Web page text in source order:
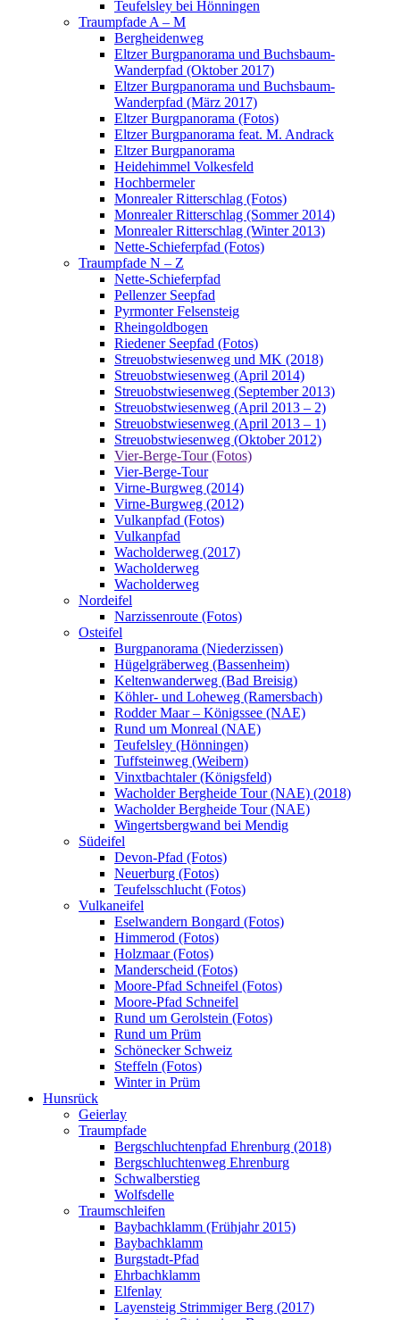
Teufelsley bei Hönningen
Traumpfade A – M
Bergheidenweg
Eltzer Burgpanorama und Buchsbaum-
Wanderpfad (Oktober 2017)
Eltzer Burgpanorama und Buchsbaum-
Wanderpfad (März 2017)
Eltzer Burgpanorama (Fotos)
Eltzer Burgpanorama feat. M. Andrack
Eltzer Burgpanorama
Heidehimmel Volkesfeld
Hochbermeler
Monrealer Ritterschlag (Fotos)
Monrealer Ritterschlag (Sommer 2014)
Monrealer Ritterschlag (Winter 2013)
Nette-Schieferpfad (Fotos)
Traumpfade N – Z
Nette-Schieferpfad
Pellenzer Seepfad
Pyrmonter Felsensteig
Rheingoldbogen
Riedener Seepfad (Fotos)
Streuobstwiesenweg und MK (2018)
Streuobstwiesenweg (April 2014)
Streuobstwiesenweg (September 2013)
Streuobstwiesenweg (April 2013 – 2)
Streuobstwiesenweg (April 2013 – 1)
Streuobstwiesenweg (Oktober 2012)
Vier-Berge-Tour (Fotos)
Vier-Berge-Tour
Virne-Burgweg (2014)
Virne-Burgweg (2012)
Vulkanpfad (Fotos)
Vulkanpfad
Wacholderweg (2017)
Wacholderweg
Wacholderweg
Nordeifel
Narzissenroute (Fotos)
Osteifel
Burgpanorama (Niederzissen)
Hügelgräberweg (Bassenheim)
Keltenwanderweg (Bad Breisig)
Köhler- und Loheweg (Ramersbach)
Rodder Maar – Königssee (NAE)
Rund um Monreal (NAE)
Teufelsley (Hönningen)
Tuffsteinweg (Weibern)
Vinxtbachtaler (Königsfeld)
Wacholder Bergheide Tour (NAE) (2018)
Wacholder Bergheide Tour (NAE)
Wingertsbergwand bei Mendig
Südeifel
Devon-Pfad (Fotos)
Neuerburg (Fotos)
Teufelsschlucht (Fotos)
Vulkaneifel
Eselwandern Bongard (Fotos)
Himmerod (Fotos)
Holzmaar (Fotos)
Manderscheid (Fotos)
Moore-Pfad Schneifel (Fotos)
Moore-Pfad Schneifel
Rund um Gerolstein (Fotos)
Rund um Prüm
Schönecker Schweiz
Steffeln (Fotos)
Winter in Prüm
Hunsrück
Geierlay
Traumpfade
Bergschluchtenpfad Ehrenburg (2018)
Bergschluchtenweg Ehrenburg
Schwalberstieg
Wolfsdelle
Traumschleifen
Baybachklamm (Frühjahr 2015)
Baybachklamm
Burgstadt-Pfad
Ehrbachklamm
Elfenlay
Layensteig Strimmiger Berg (2017)